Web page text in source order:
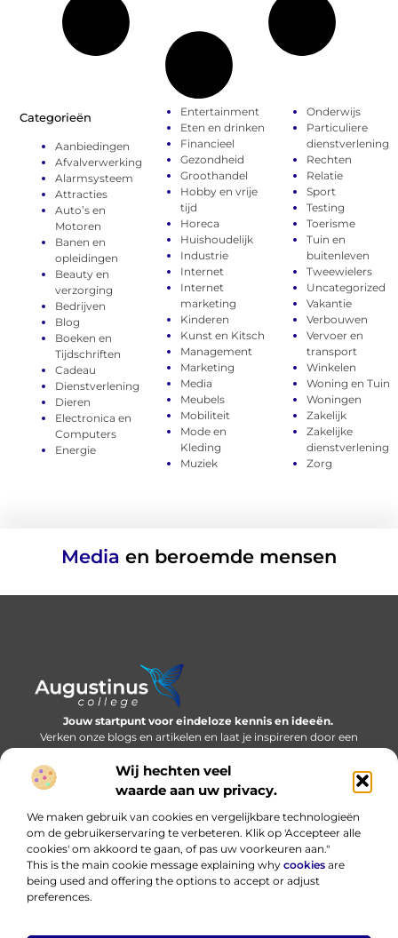
Wij hechten veel
waarde aan uw privacy.
We maken gebruik van cookies en vergelijkbare technologieën
om de gebruikerservaring te verbeteren. Klik op 'Accepteer alle
cookies' om akkoord te gaan, of pas uw voorkeuren aan."
This is the main cookie message explaining why cookies are
being used and offering the options to accept or adjust
preferences.
Categorieën
Aanbiedingen
Afvalverwerking
Alarmsysteem
Attracties
Auto’s en
Motoren
Banen en
opleidingen
Beauty en
verzorging
Bedrijven
Blog
Boeken en
Tijdschriften
Cadeau
Dienstverlening
Dieren
Electronica en
Computers
Energie
Entertainment
Eten en drinken
Financieel
Gezondheid
Groothandel
Hobby en vrije
tijd
Horeca
Huishoudelijk
Industrie
Internet
Internet
marketing
Kinderen
Kunst en Kitsch
Management
Marketing
Media
Meubels
Mobiliteit
Mode en
Kleding
Muziek
Onderwijs
Particuliere
dienstverlening
Rechten
Relatie
Sport
Testing
Toerisme
Tuin en
buitenleven
Tweewielers
Uncategorized
Vakantie
Verbouwen
Vervoer en
transport
Winkelen
Woning en Tuin
Woningen
Zakelijk
Zakelijke
dienstverlening
Zorg
Media en beroemde mensen
Jouw startpunt voor eindeloze kennis en ideeën.
Verken onze blogs en artikelen en laat je inspireren door een
Bericht categorie
Onze informatie